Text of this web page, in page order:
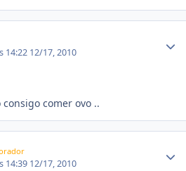
14:22 12/17, 2010
comer ovo ..
14:39 12/17, 2010